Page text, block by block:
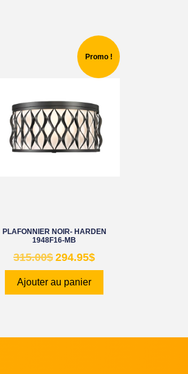
Promo !
PLAFONNIER NOIR- HARDEN
1948F16-MB
315.00$ 294.95$
Ajouter au panier